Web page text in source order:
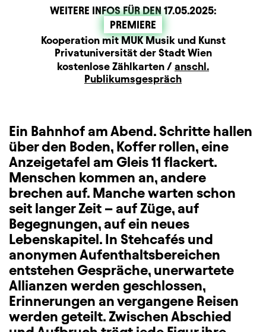
WEITERE INFOS FÜR DEN17.05.2025:
PREMIERE
BeschreibungInformation
Produktionspartner
Kooperation mit MUK Musik und Kunst
Privatuniversität der Stadt Wien
Zusatzinformationkostenlose Zählkarten / anschl.
Publikumsgespräch
Ein Bahnhof am Abend. Schritte hallen
über den Boden, Koffer rollen, eine
Anzeigetafel am Gleis 11 flackert.
Menschen kommen an, andere
brechen auf. Manche warten schon
seit langer Zeit – auf Züge, auf
Begegnungen, auf ein neues
Lebenskapitel. In Stehcafés und
anonymen Aufenthaltsbereichen
entstehen Gespräche, unerwartete
Allianzen werden geschlossen,
Erinnerungen an vergangene Reisen
werden geteilt. Zwischen Abschied